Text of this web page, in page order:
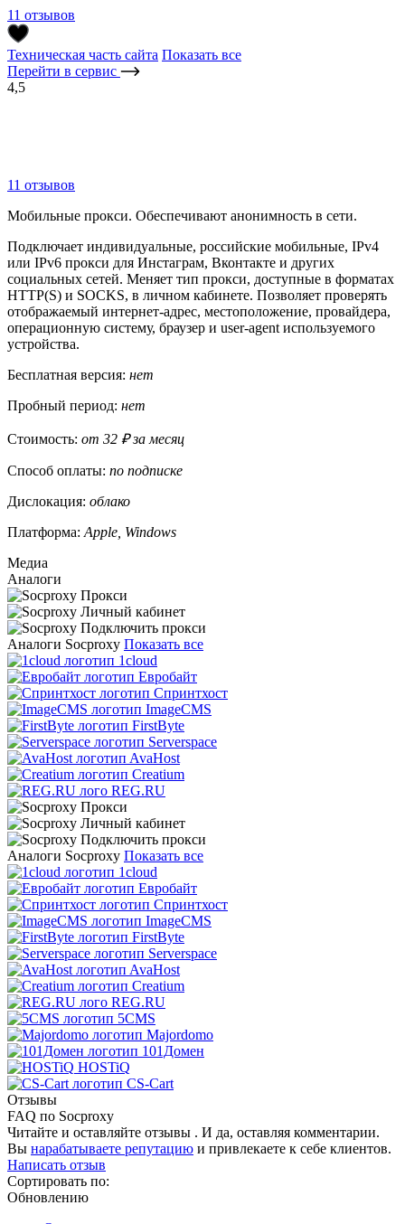
11 отзывов
Техническая часть сайта Показать все
Перейти в сервис
4,5
11 отзывов
Мобильные прокси. Обеспечивают анонимность в сети.
Подключает индивидуальные, российские мобильные, IPv4
или IPv6 прокси для Инстаграм, Вконтакте и других
социальных сетей. Меняет тип прокси, доступные в форматах
HTTP(S) и SOCKS, в личном кабинете. Позволяет проверять
отображаемый интернет-адрес, местоположение, провайдера,
операционную систему, браузер и user-agent используемого
устройства.
Бесплатная версия: нет
Пробный период: нет
Стоимость: от 32 ₽ за месяц
Способ оплаты: по подписке
Дислокация: облако
Платформа: Apple, Windows
Медиа
Аналоги
Аналоги Socproxy Показать все
1cloud
Евробайт
Спринтхост
ImageCMS
FirstByte
Serverspace
AvaHost
Creatium
REG.RU
Аналоги Socproxy Показать все
1cloud
Евробайт
Спринтхост
ImageCMS
FirstByte
Serverspace
AvaHost
Creatium
REG.RU
5CMS
Majordomo
101Домен
HOSTiQ
CS-Cart
Отзывы
FAQ по Socproxy
Читайте и оставляйте отзывы . И да, оставляя комментарии.
Вы нарабатываете репутацию и привлекаете к себе клиентов.
Написать отзыв
Сортировать по:
Обновлению